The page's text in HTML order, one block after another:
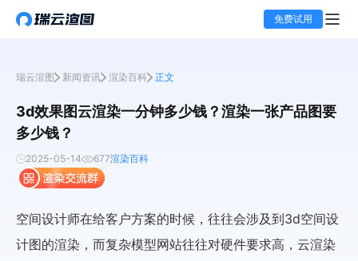
免费试用
瑞云渲图 新闻资讯 渲染百科 正文
3d效果图云渲染一分钟多少钱？渲染一张产品图要
多少钱？
2025-05-14 677渲染百科
空间设计师在给客户方案的时候，往往会涉及到3d空间设
计图的渲染，而复杂模型网站往往对硬件要求高，云渲染